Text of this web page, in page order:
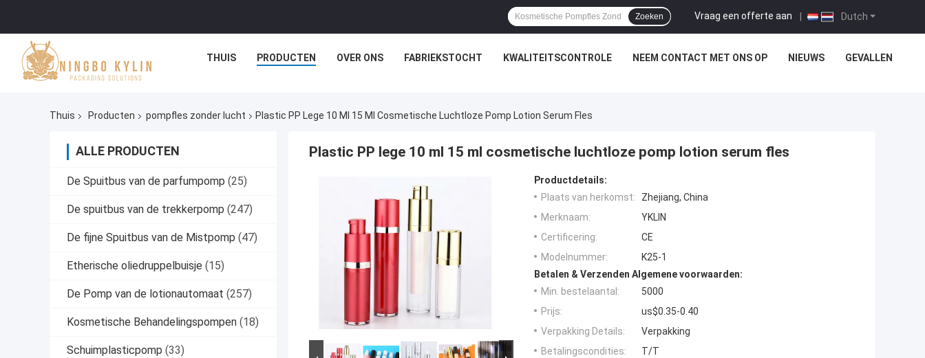
Dutch
Vraag een offerte aan |
Zoeken
THUIS PRODUCTEN OVER ONS FABRIEKSTOCHT KWALITEITSCONTROLE NEEM CONTACT MET ONS OP NIEUWS GEVALLEN
Thuis Producten pompfles zonder lucht Plastic PP Lege 10 Ml 15 Ml Cosmetische Luchtloze Pomp Lotion Serum Fles
ALLE PRODUCTEN
De Spuitbus van de parfumpomp (25)
De spuitbus van de trekkerpomp (247)
De fijne Spuitbus van de Mistpomp (47)
Etherische oliedruppelbuisje (15)
De Pomp van de lotionautomaat (257)
Kosmetische Behandelingspompen (18)
Schuimplasticpomp (33)
Plastic PP lege 10 ml 15 ml cosmetische luchtloze pomp lotion serum fles
Productdetails:
Plaats van herkomst:
Zhejiang, China
Merknaam:
YKLIN
Certificering:
CE
Modelnummer:
K25-1
Betalen & Verzenden Algemene voorwaarden:
Min. bestelaantal:
5000
Prijs:
us$0.35-0.40
Verpakking Details:
Verpakking
Betalingscondities:
T/T